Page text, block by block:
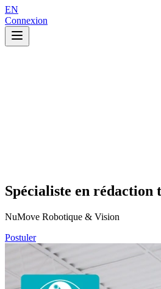
EN
Connexion
Spécialiste en rédaction
NuMove Robotique & Vision
Postuler